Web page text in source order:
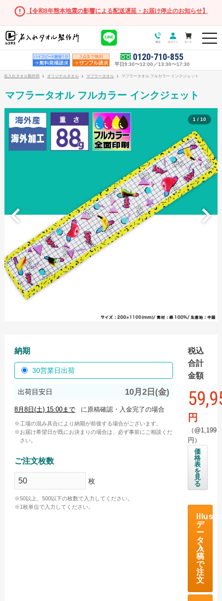
【令和8年熊本地震の影響による配送遅延・お届け停止のお知らせ】
0120-710-855
平日9:30〜12:00／13:30〜17:30
マフラータオル
手ぬぐい
スポーツタオル
ハンドタオル
ミニタオル
バスタオル
国産白ソフトタオル フルカラーインクジェット
国産白ソフトタオル 枠ありプリント
【最短翌日出荷】国産白ソフトタオル（タオル・のし
名入れなし）
国産白シリンダータオル
海外産白シリンダータオル
国産カラータオル ビビッド
国産カラータオル パステル
名入れタオル製作所 オリジナルタオル マフラータオル マフラータオル フルカラー インクジェット
マフラータオル フルカラー インクジェット
1 / 10
納期
30営業日出荷
出荷目安日 10月2日(金)
に原稿確認・入金完了の場合
工場の混み具合により納期が前後する場合がございます。
お届け希望日が既にお決まりの場合は、必ず事前にご相談くだ
さい。
ご注文枚数
枚
※50以上、500以下の枚数で入力してください。
※1枚単位で入力してください。
税込
合計
金額
円
（@1,199
円）
価
格
表
を
見
る
デ
ー
タ
入
稿
で
注
文